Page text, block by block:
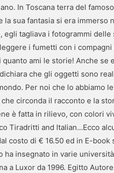
In Toscana terra del
sua fantasia si era immerso
egli tagliava i fotogrammi
i fumetti con i
quanto ami le storie! Anche
che gli oggetti sono
Per noi che lo abbiamo
circonda il racconto e la
è fatta in rilievo, con colori
Tiradritti and Italian…Ecco
costo di € 16.50 ed in E-
insegnato in varie
a Luxor da 1996. Egitto